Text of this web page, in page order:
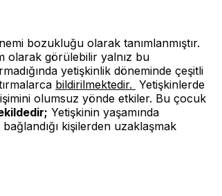
bozukluğu olarak tanımlanmıştır.
olarak görülebilir yalnız bu
yetişkinlik döneminde çeşitli
bildirilmektedir. Yetişkinlerde
olumsuz yönde etkiler. Bu çocuk
Yetişkinin yaşamında
bağlandığı kişilerden uzaklaşmak